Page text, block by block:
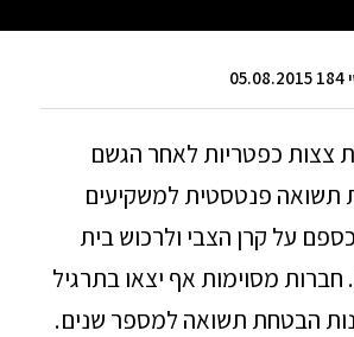
צצות כפטריות לאחר הגשם
תשואה פנטסטית למשקיעים
על קרן הצבי ולרכוש בית
מסוימות אף יצאו בתרגיל
הבטחת תשואה למספר שנים.